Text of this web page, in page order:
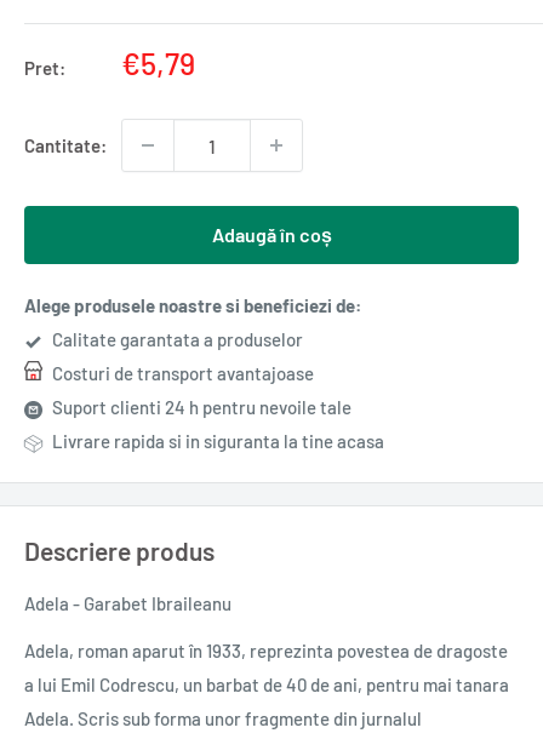
Pret:
Pret
€5,79
Cantitate:
Adaugă în coș
Alege produsele noastre si beneficiezi de:
Calitate garantata a produselor
Costuri de transport avantajoase
Suport clienti 24 h pentru nevoile tale
Livrare rapida si in siguranta la tine acasa
Descriere produs
Adela - Garabet Ibraileanu
Adela, roman aparut în 1933, reprezinta povestea de dragoste
a lui Emil Codrescu, un barbat de 40 de ani, pentru mai tanara
Adela. Scris sub forma unor fragmente din jurnalul